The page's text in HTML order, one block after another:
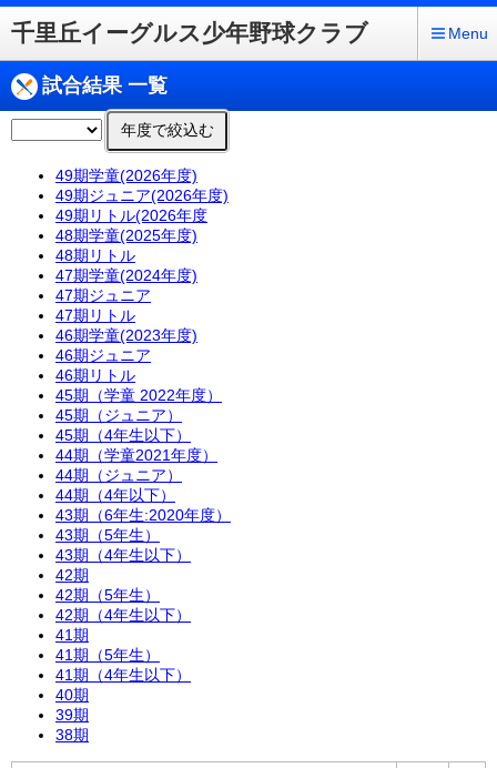
千里丘イーグルス少年野球クラブ Menu
試合結果 一覧
年度で絞込む
49期学童(2026年度)
49期ジュニア(2026年度)
49期リトル(2026年度
48期学童(2025年度)
48期リトル
47期学童(2024年度)
47期ジュニア
47期リトル
46期学童(2023年度)
46期ジュニア
46期リトル
45期（学童 2022年度）
45期（ジュニア）
45期（4年生以下）
44期（学童2021年度）
44期（ジュニア）
44期（4年以下）
43期（6年生:2020年度）
43期（5年生）
43期（4年生以下）
42期
42期（5年生）
42期（4年生以下）
41期
41期（5年生）
41期（4年生以下）
40期
39期
38期